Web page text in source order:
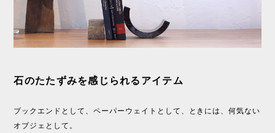
石のたたずみを感じられるアイテム
ブックエンドとして、ペーパーウェイトとして、ときには、何気ない
オブジェとして。